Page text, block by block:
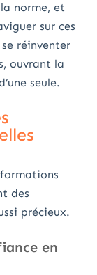
norme, et
sur ces
réinventer
ouvrant la
seule.
des
précieux.
en